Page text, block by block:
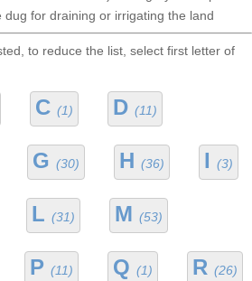
dug for draining or irrigating the land
to reduce the list, select first letter of
C (1) D (11)
G (30) H (36) I (3)
L (31) M (53)
P (11) Q (1) R (26)